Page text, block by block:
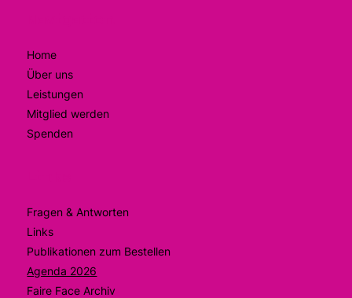
Home
Über uns
Leistungen
Mitglied werden
Spenden
Fragen & Antworten
Links
Publikationen zum Bestellen
Agenda 2026
Faire Face Archiv